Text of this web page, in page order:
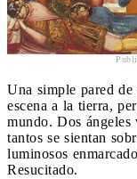
Una simple pared
escena a la tierra,
mundo. Dos
tantos se sientan
luminosos
Resucitado.